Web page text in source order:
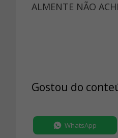
ALMENTE NÃO
Gostou do
WhatsApp